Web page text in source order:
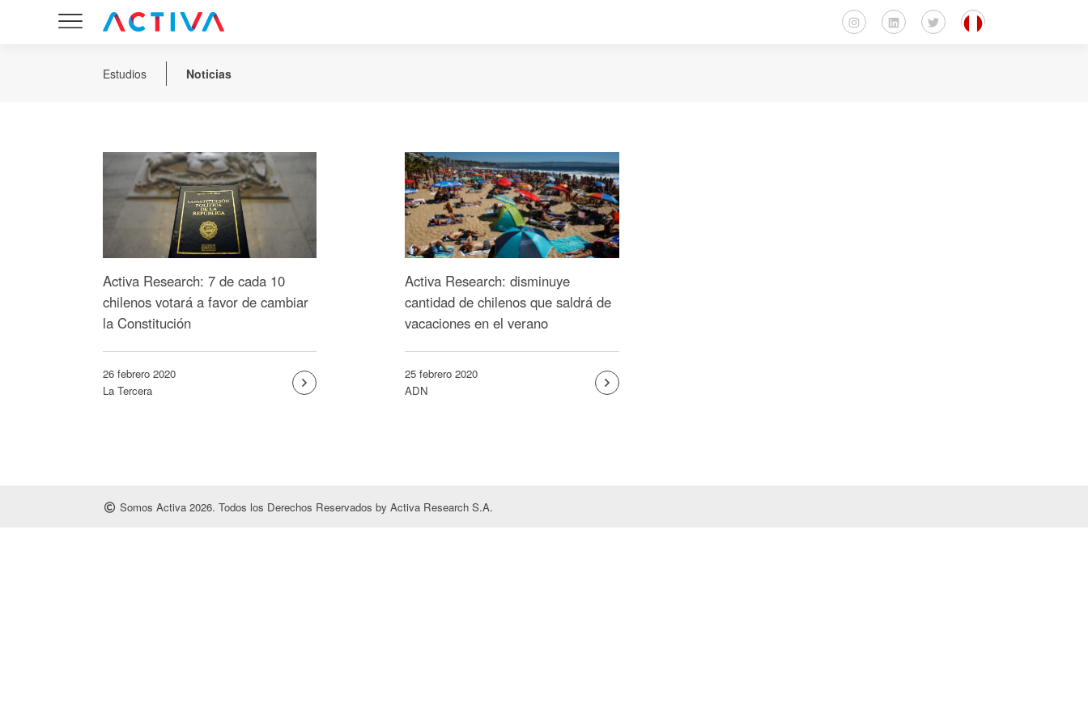
Estudios Noticias
Activa Research: 7 de cada 10
chilenos votará a favor de cambiar
la Constitución
26 febrero 2020
La Tercera
Activa Research: disminuye
cantidad de chilenos que saldrá de
vacaciones en el verano
25 febrero 2020
ADN
Somos Activa 2026. Todos los Derechos Reservados by Activa Research S.A.